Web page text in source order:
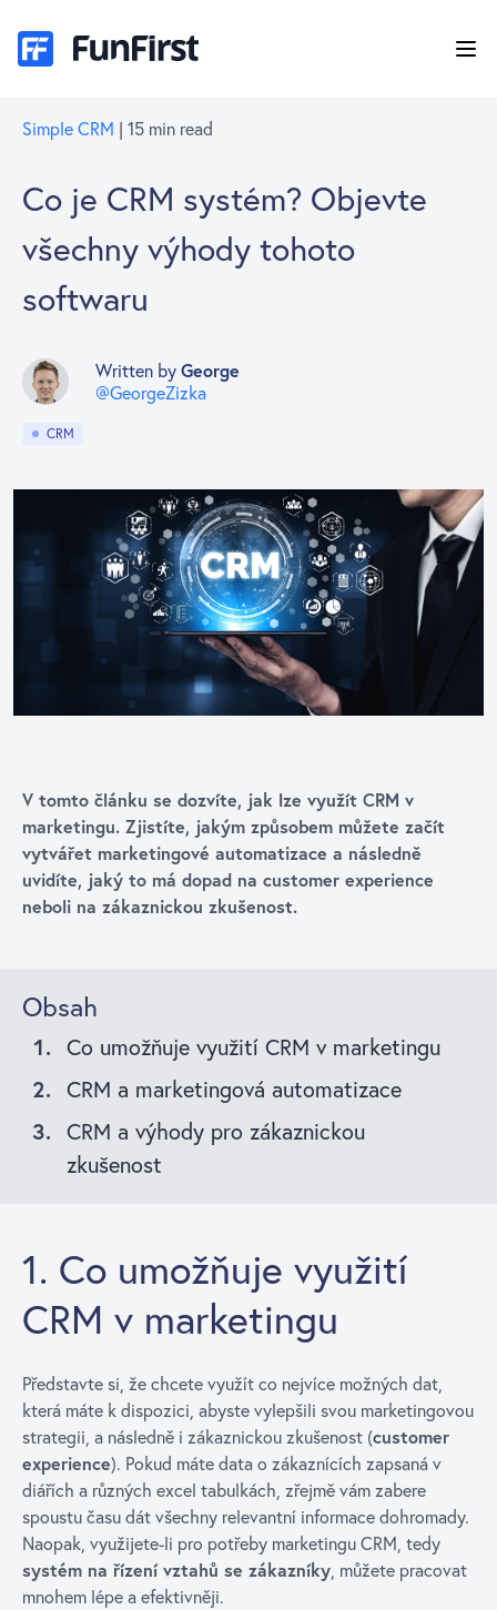
Simple CRM | 15 min read
Co je CRM systém? Objevte
všechny výhody tohoto
softwaru
Written byGeorge
@GeorgeZizka
CRM
V tomto článku se dozvíte, jak lze využít CRM v
marketingu. Zjistíte, jakým způsobem můžete začít
vytvářet marketingové automatizace a následně
uvidíte, jaký to má dopad na customer experience
neboli na zákaznickou zkušenost.
Obsah
Co umožňuje využití CRM v marketingu
CRM a marketingová automatizace
CRM a výhody pro zákaznickou
zkušenost
1. Co umožňuje využití
CRM v marketingu
Představte si, že chcete využít co nejvíce možných dat,
která máte k dispozici, abyste vylepšili svou marketingovou
strategii, a následně i zákaznickou zkušenost (customer
experience). Pokud máte data o zákaznících zapsaná v
diářích a různých excel tabulkách, zřejmě vám zabere
spoustu času dát všechny relevantní informace dohromady.
Naopak, využijete-li pro potřeby marketingu CRM, tedy
systém na řízení vztahů se zákazníky, můžete pracovat
mnohem lépe a efektivněji.